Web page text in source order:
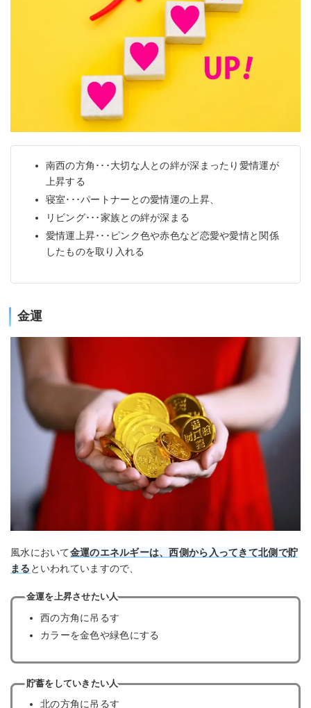
南西の方角･･･大切な人との絆が深まったり愛情運が
上昇する
寝室･･･パートナーとの愛情運の上昇、
リビング･･･家族との絆が深まる
愛情運上昇･･･ピンク色や赤色など恋愛や愛情と関係
したものを取り入れる
金運
風水において金運のエネルギーは、西側から入ってきて北側で貯
まる といわれていますので、
金運を上昇させたい人
西の方角に吊るす
カラーを金色や緑色にする
貯蓄をしていきたい人
北の方角に吊るす